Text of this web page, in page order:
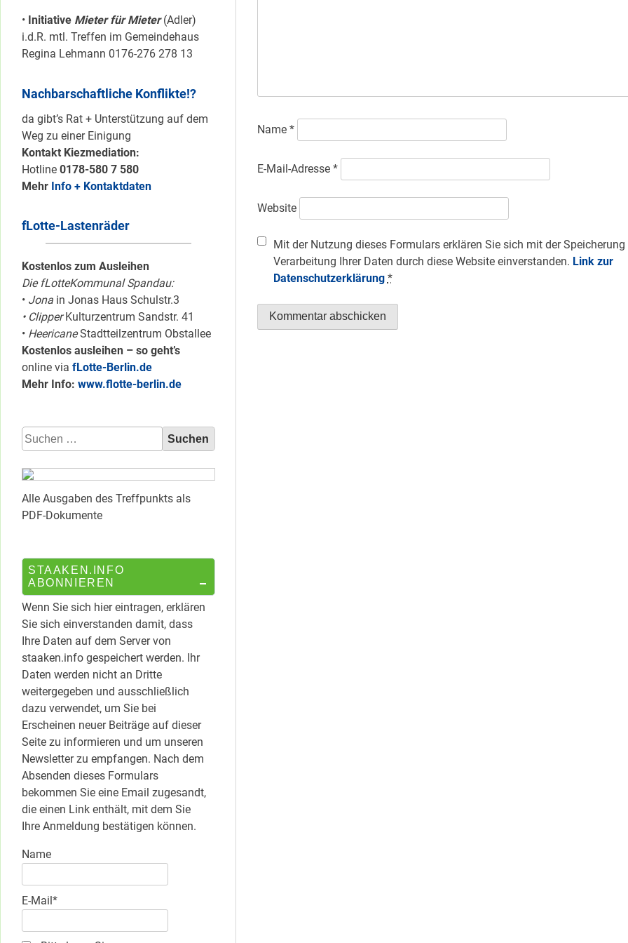
Name *
E-Mail-Adresse *
Website
Mit der Nutzung dieses Formulars erklären Sie sich mit der Speicherung
Verarbeitung Ihrer Daten durch diese Website einverstanden. Link zur
Datenschutzerklärung *
• Initiative Mieter für Mieter(Adler)
i.d.R. mtl. Treffen im Gemeindehaus
Regina Lehmann 0176-276 278 13
Nachbarschaftliche Konflikte!?
da gibt’s Rat + Unterstützung auf dem
Weg zu einer Einigung
Kontakt Kiezmediation:
Hotline 0178-580 7 580
Mehr Info + Kontaktdaten
fLotte-Lastenräder
Kostenlos zum Ausleihen
Die fLotteKommunal Spandau:
• Jona in Jonas Haus Schulstr.3
• ClipperKulturzentrum Sandstr. 41
• HeericaneStadtteilzentrum Obstallee
Kostenlos ausleihen – so geht’s
online via fLotte-Berlin.de
Mehr Info: www.flotte-berlin.de
Suchen
nach:
Alle Ausgaben des Treffpunkts als
PDF-Dokumente
STAAKEN.INFO
ABONNIEREN
Wenn Sie sich hier eintragen, erklären
Sie sich einverstanden damit, dass
Ihre Daten auf dem Server von
staaken.info gespeichert werden. Ihr
Daten werden nicht an Dritte
weitergegeben und ausschließlich
dazu verwendet, um Sie bei
Erscheinen neuer Beiträge auf dieser
Seite zu informieren und um unseren
Newsletter zu empfangen. Nach dem
Absenden dieses Formulars
bekommen Sie eine Email zugesandt,
die einen Link enthält, mit dem Sie
Ihre Anmeldung bestätigen können.
Name
E-Mail*